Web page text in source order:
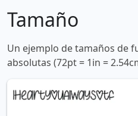
Tamaño
Un ejemplo de tamaños de
absolutas (72pt = 1in =